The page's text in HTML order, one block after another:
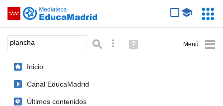
Saltar navegación
Palabra o frase: Búsqueda avanzada
Ayuda
(en
Inicio
Canal EducaMadrid
Últimos contenidos